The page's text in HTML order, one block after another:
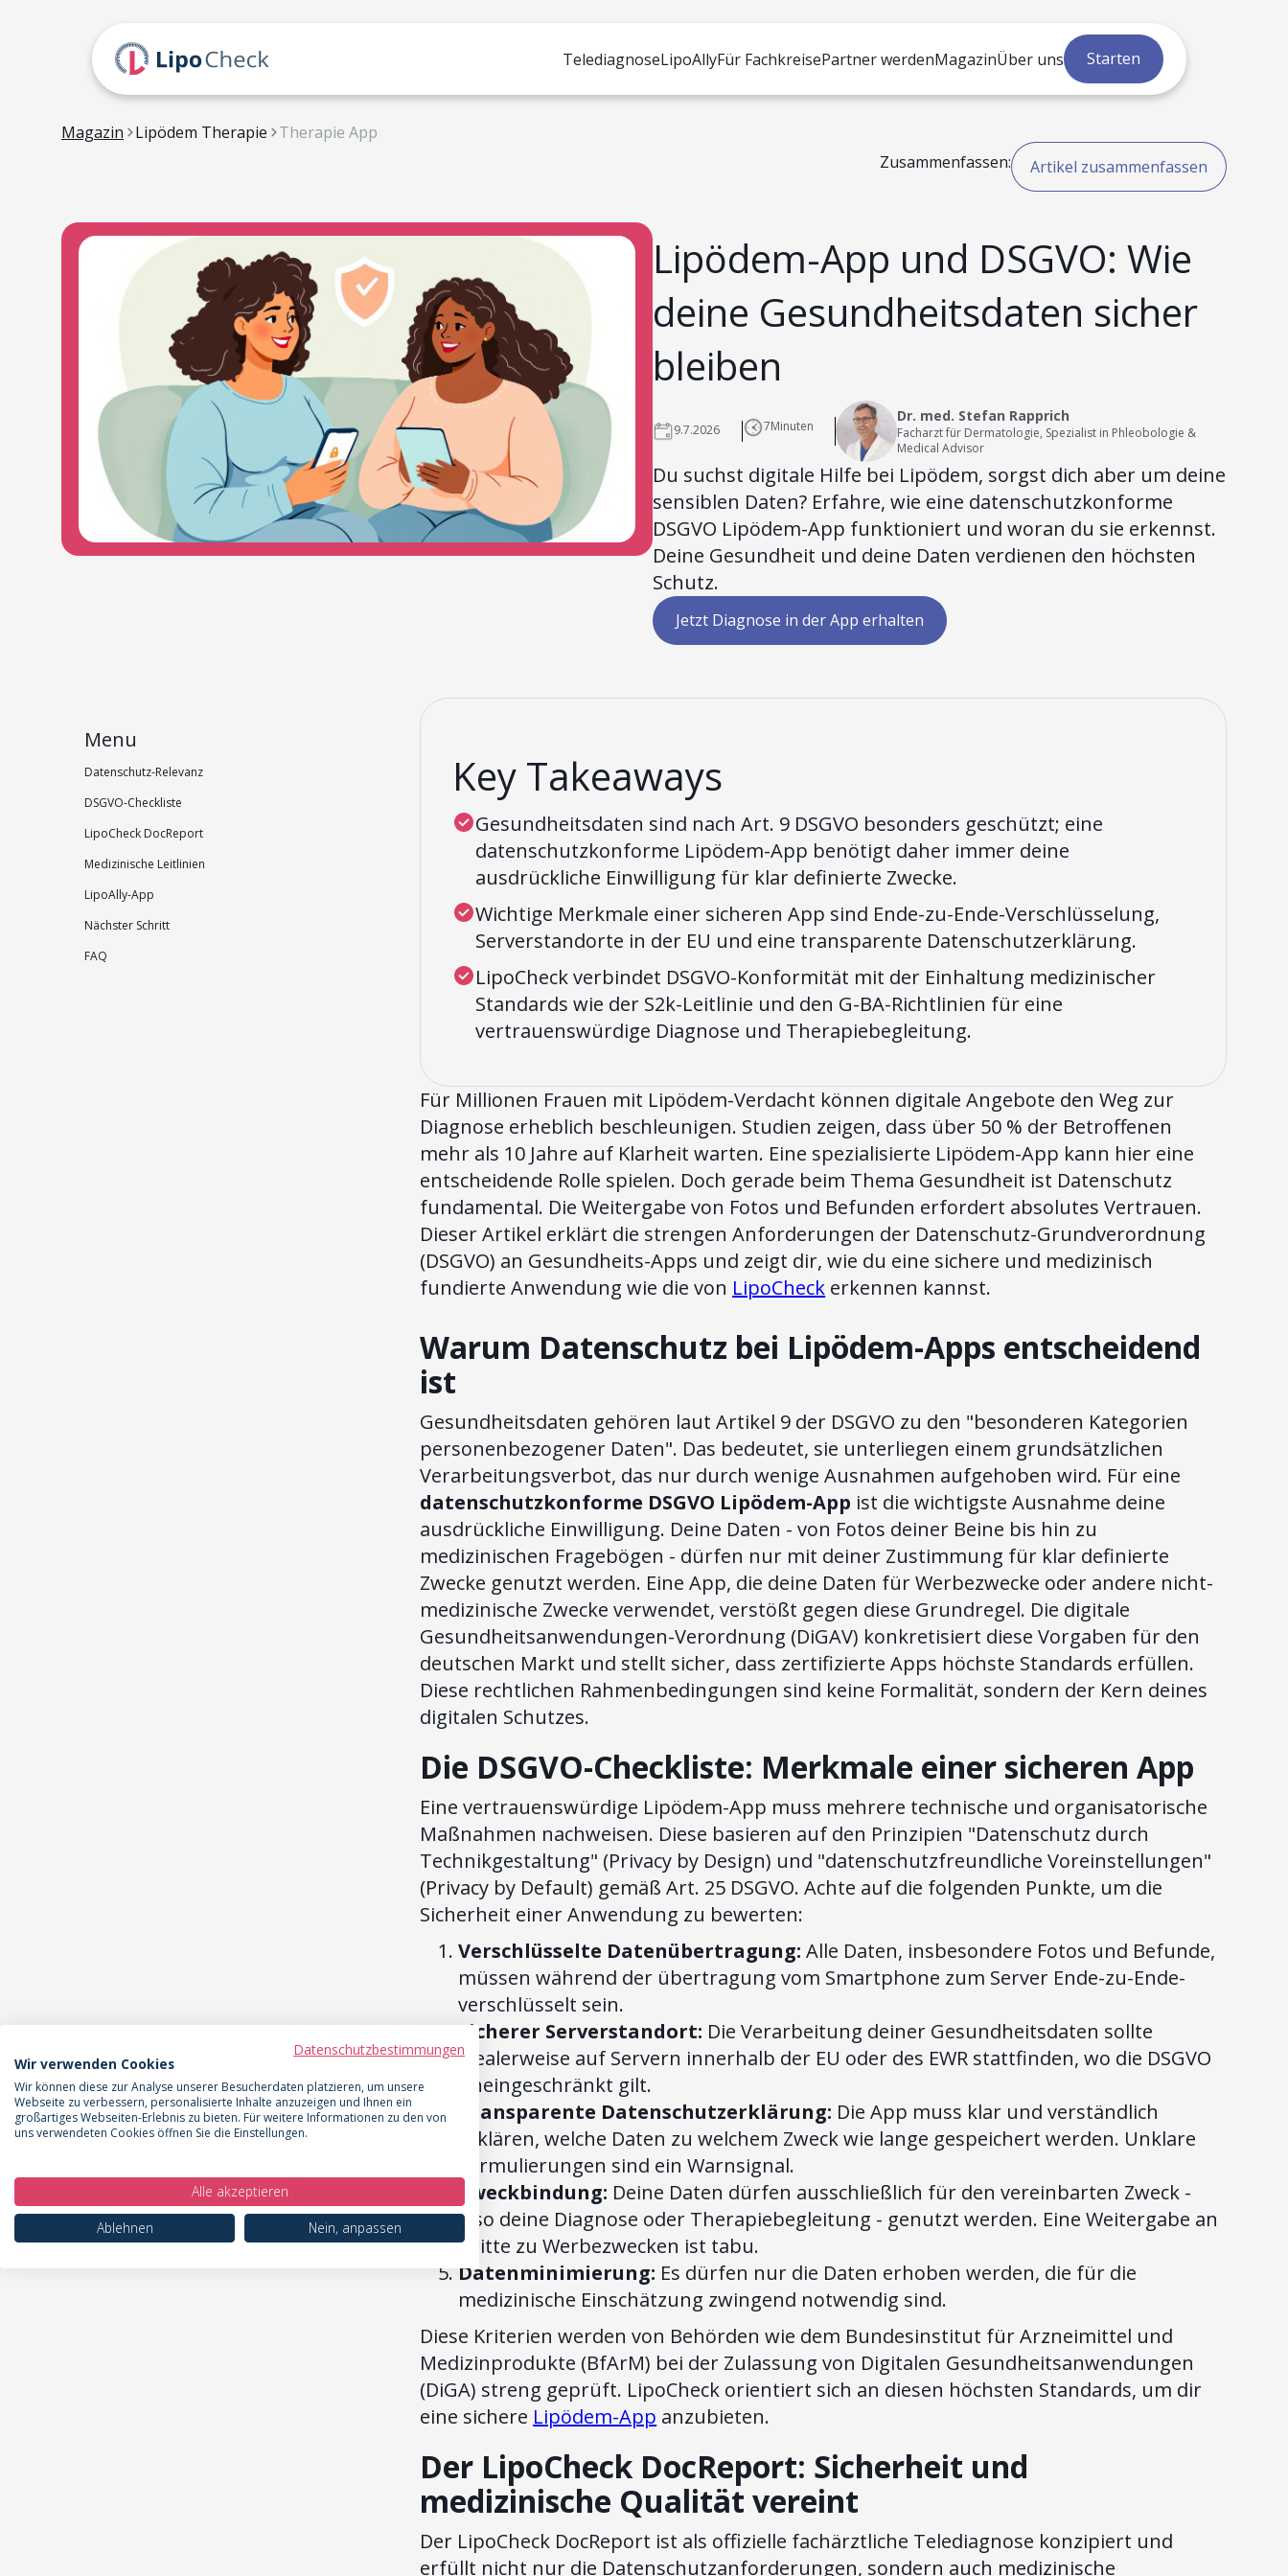
TelediagnoseLipoAllyFür FachkreisePartner werdenMagazinÜber uns Starten
Magazin Lipödem Therapie
Therapie App
Zusammenfassen:
Artikel zusammenfassen
Lipödem-App und DSGVO: Wie
deine Gesundheitsdaten sicher
bleiben
9.7.2026 7Minuten
Dr. med. Stefan Rapprich
Facharzt für Dermatologie, Spezialist in Phleobologie &
Medical Advisor
Du suchst digitale Hilfe bei Lipödem, sorgst dich aber um deine
sensiblen Daten? Erfahre, wie eine datenschutzkonforme
DSGVO Lipödem-App funktioniert und woran du sie erkennst.
Deine Gesundheit und deine Daten verdienen den höchsten
Schutz.
Jetzt Diagnose in der App erhalten
Menu
Datenschutz-Relevanz
DSGVO-Checkliste
LipoCheck DocReport
Medizinische Leitlinien
LipoAlly-App
Nächster Schritt
FAQ
Key Takeaways
Gesundheitsdaten sind nach Art. 9 DSGVO besonders geschützt; eine
datenschutzkonforme Lipödem-App benötigt daher immer deine
ausdrückliche Einwilligung für klar definierte Zwecke.
Wichtige Merkmale einer sicheren App sind Ende-zu-Ende-Verschlüsselung,
Serverstandorte in der EU und eine transparente Datenschutzerklärung.
LipoCheck verbindet DSGVO-Konformität mit der Einhaltung medizinischer
Standards wie der S2k-Leitlinie und den G-BA-Richtlinien für eine
vertrauenswürdige Diagnose und Therapiebegleitung.
Für Millionen Frauen mit Lipödem-Verdacht können digitale Angebote den Weg zur
Diagnose erheblich beschleunigen. Studien zeigen, dass über 50 % der Betroffenen
mehr als 10 Jahre auf Klarheit warten. Eine spezialisierte Lipödem-App kann hier eine
entscheidende Rolle spielen. Doch gerade beim Thema Gesundheit ist Datenschutz
fundamental. Die Weitergabe von Fotos und Befunden erfordert absolutes Vertrauen.
Dieser Artikel erklärt die strengen Anforderungen der Datenschutz-Grundverordnung
(DSGVO) an Gesundheits-Apps und zeigt dir, wie du eine sichere und medizinisch
fundierte Anwendung wie die von LipoCheck erkennen kannst.
Warum Datenschutz bei Lipödem-Apps entscheidend
ist
Gesundheitsdaten gehören laut Artikel 9 der DSGVO zu den "besonderen Kategorien
personenbezogener Daten". Das bedeutet, sie unterliegen einem grundsätzlichen
Verarbeitungsverbot, das nur durch wenige Ausnahmen aufgehoben wird. Für eine
datenschutzkonforme DSGVO Lipödem-App ist die wichtigste Ausnahme deine
ausdrückliche Einwilligung. Deine Daten - von Fotos deiner Beine bis hin zu
medizinischen Fragebögen - dürfen nur mit deiner Zustimmung für klar definierte
Zwecke genutzt werden. Eine App, die deine Daten für Werbezwecke oder andere nicht-
medizinische Zwecke verwendet, verstößt gegen diese Grundregel. Die digitale
Gesundheitsanwendungen-Verordnung (DiGAV) konkretisiert diese Vorgaben für den
deutschen Markt und stellt sicher, dass zertifizierte Apps höchste Standards erfüllen.
Diese rechtlichen Rahmenbedingungen sind keine Formalität, sondern der Kern deines
digitalen Schutzes.
Die DSGVO-Checkliste: Merkmale einer sicheren App
Eine vertrauenswürdige Lipödem-App muss mehrere technische und organisatorische
Maßnahmen nachweisen. Diese basieren auf den Prinzipien "Datenschutz durch
Technikgestaltung" (Privacy by Design) und "datenschutzfreundliche Voreinstellungen"
(Privacy by Default) gemäß Art. 25 DSGVO. Achte auf die folgenden Punkte, um die
Sicherheit einer Anwendung zu bewerten:
Verschlüsselte Datenübertragung: Alle Daten, insbesondere Fotos und Befunde,
müssen während der übertragung vom Smartphone zum Server Ende-zu-Ende-
verschlüsselt sein.
Sicherer Serverstandort: Die Verarbeitung deiner Gesundheitsdaten sollte
idealerweise auf Servern innerhalb der EU oder des EWR stattfinden, wo die DSGVO
uneingeschränkt gilt.
Transparente Datenschutzerklärung: Die App muss klar und verständlich
erklären, welche Daten zu welchem Zweck wie lange gespeichert werden. Unklare
Formulierungen sind ein Warnsignal.
Zweckbindung: Deine Daten dürfen ausschließlich für den vereinbarten Zweck -
also deine Diagnose oder Therapiebegleitung - genutzt werden. Eine Weitergabe an
Dritte zu Werbezwecken ist tabu.
Datenminimierung: Es dürfen nur die Daten erhoben werden, die für die
medizinische Einschätzung zwingend notwendig sind.
Diese Kriterien werden von Behörden wie dem Bundesinstitut für Arzneimittel und
Medizinprodukte (BfArM) bei der Zulassung von Digitalen Gesundheitsanwendungen
(DiGA) streng geprüft. LipoCheck orientiert sich an diesen höchsten Standards, um dir
eine sichere Lipödem-App anzubieten.
Der LipoCheck DocReport: Sicherheit und
medizinische Qualität vereint
Der LipoCheck DocReport ist als offizielle fachärztliche Telediagnose konzipiert und
erfüllt nicht nur die Datenschutzanforderungen, sondern auch medizinische
Datenschutzbestimmungen
Wir verwenden Cookies
Wir können diese zur Analyse unserer Besucherdaten platzieren, um unsere
Webseite zu verbessern, personalisierte Inhalte anzuzeigen und Ihnen ein
großartiges Webseiten-Erlebnis zu bieten. Für weitere Informationen zu den von
uns verwendeten Cookies öffnen Sie die Einstellungen.
Alle akzeptieren
Ablehnen
Nein, anpassen